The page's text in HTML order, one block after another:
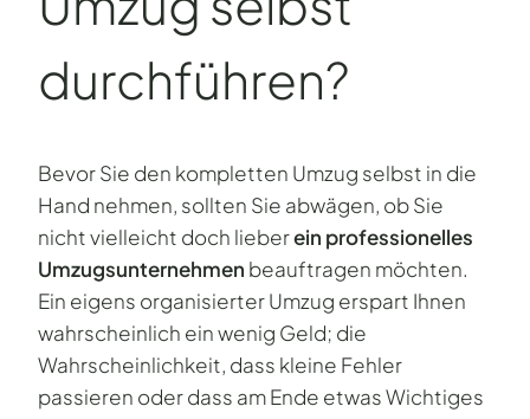
durchführen?
Bevor Sie den kompletten Umzug selbst in die
Hand nehmen, sollten Sie abwägen, ob Sie
nicht vielleicht doch lieberein professionelles
Umzugsunternehmen beauftragen möchten.
Ein eigens organisierter Umzug erspart Ihnen
wahrscheinlich ein wenig Geld; die
Wahrscheinlichkeit, dass kleine Fehler
passieren oder dass am Ende etwas Wichtiges